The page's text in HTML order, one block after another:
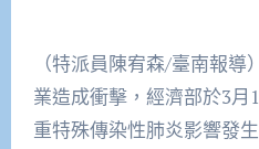
（特派員陳宥森/臺南報導）因應新冠肺炎對全球產
業造成衝擊，經濟部於3
重特殊傳染性肺炎影響發